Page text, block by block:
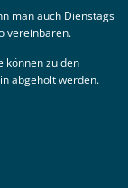
man auch Dienstags
vereinbaren.
können zu den
abgeholt werden.